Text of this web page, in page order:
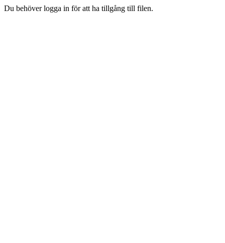
Du behöver logga in för att ha tillgång till filen.